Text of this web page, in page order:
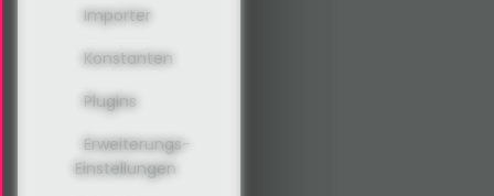
Importer
Konstanten
Plugins
Erweiterungs-
Einstellungen